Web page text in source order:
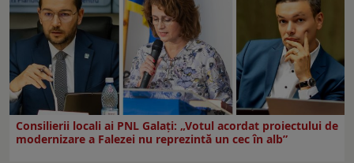
Consilierii locali ai PNL Galaţi: „Votul acordat proiectului de
modernizare a Falezei nu reprezintă un cec în alb”